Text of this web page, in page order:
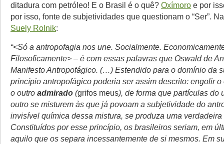
ditadura com petróleo! E o Brasil é o quê? Oxímoro e por
por isso, fonte de subjetividades que questionam o “Ser”.
Suely Rolnik:
“<Só a antropofagia nos une. Socialmente.
Filosoficamente> – é com essas palavras que Oswald de
Manifesto Antropofágico. (…) Estendido para o domínio da
princípio antropofágico poderia ser assim descrito: engolir o
o outro admirado (grifos meus), de forma que partículas do
outro se misturem às que já povoam a subjetividade do
invisível química dessa mistura, se produza uma verdadeira
Constituídos por esse princípio, os brasileiros seriam, em
aquilo que os separa incessantemente de si mesmos. Em